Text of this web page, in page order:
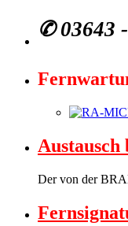
✆03643
Der von der